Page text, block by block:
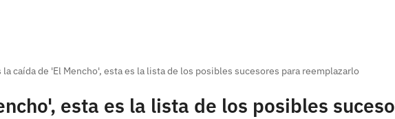
la caída de 'El Mencho', esta es la lista de los posibles sucesores para reemplazarlo
esta es la lista de los posibles